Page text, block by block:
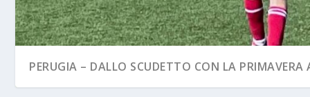
PERUGIA – DALLO SCUDETTO CON LA PRIMAVERA